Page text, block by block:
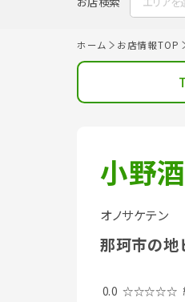
ホーム お店情報TOP
小野
オノサケテン
那珂市の地
0.0 ☆☆☆☆☆